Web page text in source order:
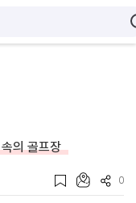
의 골프장
0